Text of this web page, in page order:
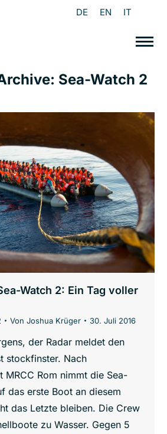
DE EN IT
Sea-Watch 2
Watch 2: Ein Tag voller
Von Joshua Krüger 30. Juli 2016
der Radar meldet den
stockfinster. Nach
MRCC Rom nimmt die Sea-
das erste Boot an diesem
das Letzte bleiben. Die Crew
zu Wasser. Gegen 5